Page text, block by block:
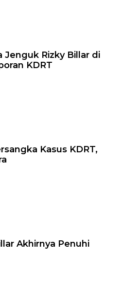
Jenguk Rizky Billar di
KDRT
Kasus KDRT,
Akhirnya Penuhi